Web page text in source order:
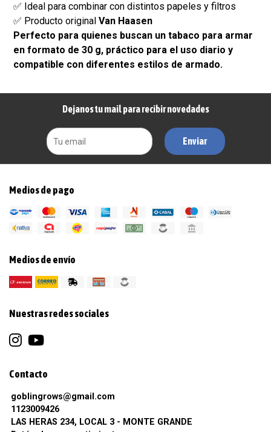
✅ Ideal para combinar con distintos papeles y filtros
✅ Producto originalVan Haasen
Perfecto para quienes buscan un tabaco para armar
en formato de 30 g, práctico para el uso diario y
compatible con diferentes estilos de armado.
Dejanos tu mail para recibir novedades
Enviar
Medios de pago
Medios de envío
Nuestras redes sociales
Contacto
goblingrows@gmail.com
1123009426
LAS HERAS 234, LOCAL 3 - MONTE GRANDE